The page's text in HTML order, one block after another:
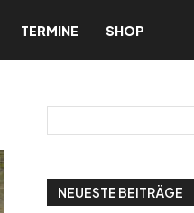
TERMINE SHOP
NEUESTE BEITRÄGE